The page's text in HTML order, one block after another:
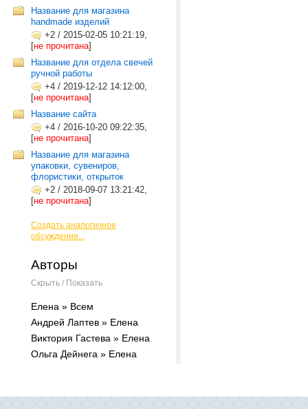
Название для магазина
handmade изделий
+2 / 2015-02-05 10:21:19,
[не прочитана]
Название для отдела свечей
ручной работы
+4 / 2019-12-12 14:12:00,
[не прочитана]
Название сайта
+4 / 2016-10-20 09:22:35,
[не прочитана]
Название для магазина
упаковки, сувениров,
флористики, открыток
+2 / 2018-09-07 13:21:42,
[не прочитана]
Создать аналогичное
обсуждение...
Авторы
Скрыть / Показать
Елена » Всем
Андрей Лаптев » Елена
Виктория Гастева » Елена
Ольга Дейнега » Елена